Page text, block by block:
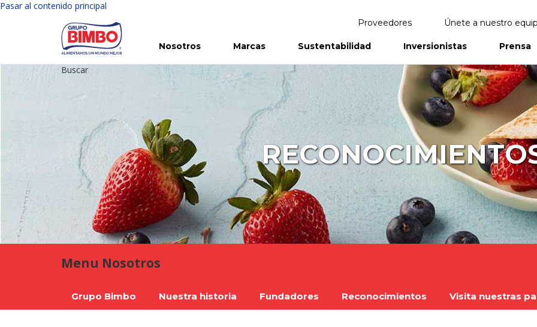
Pasar al contenido principal
Proveedores Únete a nuestro
Nosotros Marcas Sustentabilidad
Para la Naturaleza Informes Anuales
Inversionistas
Gobierno Corporativo Reportes
Prensa
Buscar
Menu Nosotros
Grupo Bimbo Nuestra historia Fundadores Reconocimientos Visita nuestras